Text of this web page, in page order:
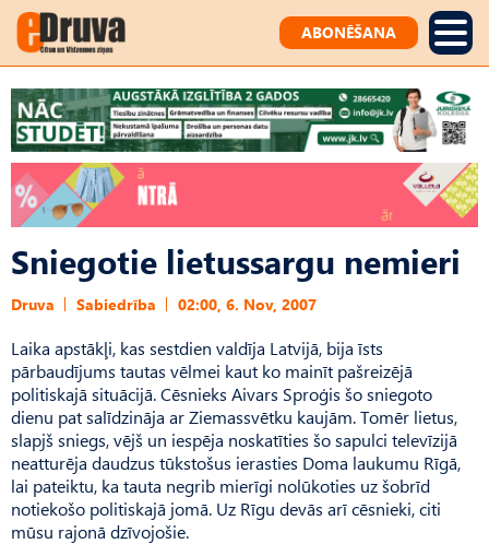
ABONĒŠANA
Sniegotie lietussargu nemieri
Druva Sabiedrība 02:00, 6. Nov, 2007
Laika apstākļi, kas sestdien valdīja Latvijā, bija īsts
pārbaudījums tautas vēlmei kaut ko mainīt pašreizējā
politiskajā situācijā. Cēsnieks Aivars Sproģis šo sniegoto
dienu pat salīdzināja ar Ziemassvētku kaujām. Tomēr lietus,
slapjš sniegs, vējš un iespēja noskatīties šo sapulci televīzijā
neatturēja daudzus tūkstošus ierasties Doma laukumu Rīgā,
lai pateiktu, ka tauta negrib mierīgi nolūkoties uz šobrīd
notiekošo politiskajā jomā. Uz Rīgu devās arī cēsnieki, citi
mūsu rajonā dzīvojošie.